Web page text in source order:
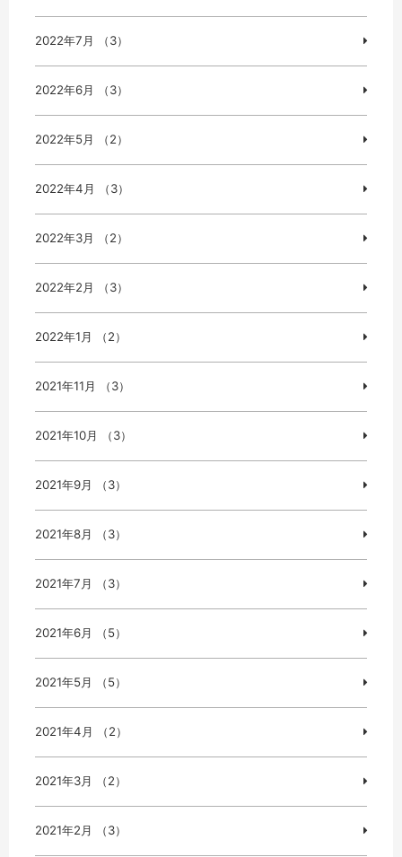
2022年7月 （3）
2022年6月 （3）
2022年5月 （2）
2022年4月 （3）
2022年3月 （2）
2022年2月 （3）
2022年1月 （2）
2021年11月 （3）
2021年10月 （3）
2021年9月 （3）
2021年8月 （3）
2021年7月 （3）
2021年6月 （5）
2021年5月 （5）
2021年4月 （2）
2021年3月 （2）
2021年2月 （3）